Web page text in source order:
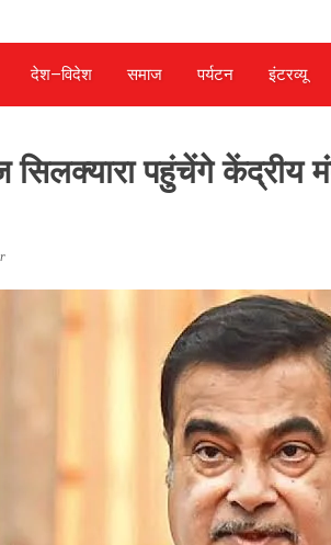
देश—विदेश समाज पर्यटन इंटरव्‍यू
सिलक्यारा पहुंचेंगे केंद्रीय